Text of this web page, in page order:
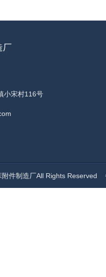
厂
小宋村116号
附件制造厂All Rights Reserved